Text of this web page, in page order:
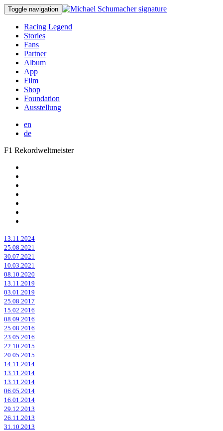
Toggle navigation
Racing Legend
Stories
Fans
Partner
Album
App
Film
Shop
Foundation
Ausstellung
en
de
F1 Rekordweltmeister
13.11.2024
25.08.2021
30.07.2021
10.03.2021
08.10.2020
13.11.2019
03.01.2019
25.08.2017
15.02.2016
08.09.2016
25.08.2016
23.05.2016
22.10.2015
20.05.2015
14.11.2014
13.11.2014
13.11.2014
06.05.2014
16.01.2014
29.12.2013
26.11.2013
31.10.2013